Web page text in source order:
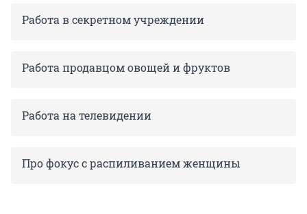
Работа в секретном учреждении
Работа продавцом овощей и фруктов
Работа на телевидении
Про фокус с распиливанием женщины